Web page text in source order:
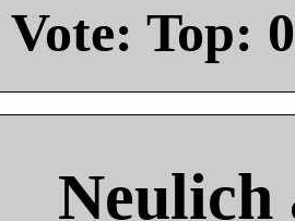
Vote: Top: 0
Neulich